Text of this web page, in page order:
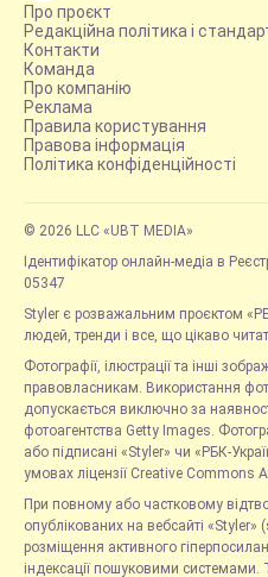
Про проєкт
Редакційна політика і
Контакти
Команда
Про компанію
Реклама
Правила користування
Правова інформація
Політика конфіденційності
© 2026 LLC «UBT MEDIA»
Ідентифікатор онлайн-медіа в
05347
Styler є розважальним проєктом
людей, тренди і все, що цікаво
Фотографії, ілюстрації та інші
правовласникам. Використання
допускається виключно за
фотоагентства Getty Images.
або підписані «Styler» чи «РБК-
умовах ліцензії Creative Commons
При повному або частковому
опублікованих на вебсайті
розміщення активного
індексації пошуковими системами.